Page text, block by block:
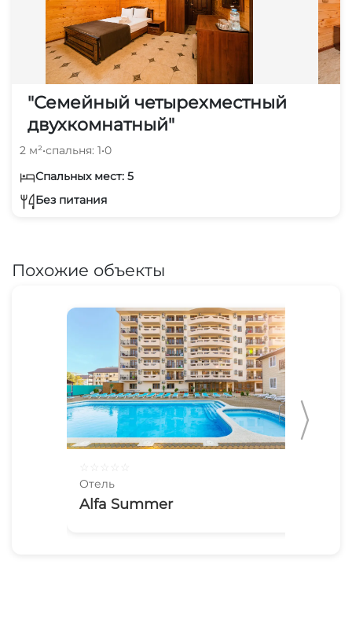
"Семейный четырехместный
двухкомнатный"
2 м²•спальня: 1•0
Спальных мест: 5
Без питания
Похожие объекты
Отель
Alfa Summer